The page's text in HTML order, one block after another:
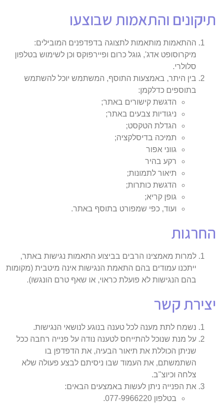
תיקונים והתאמות שבוצעו
ההתאמות מותאמות לתצוגה בדפדפנים המובילים:
מיקרוסופט אדג', גוגל כרום ופיירפוקס וכן לשימוש בטלפון
סלולרי.
בין היתר, באמצעות התוסף, המשתמש יוכל להשתמש
בתוספים כדלקמן:
הדגשת קישורים באתר;
ניגודיות צבעים באתר;
הגדלת הטקסט;
תמיכה בדיסלקציה;
גווני אפור
רקע בהיר
תיאור לתמונות;
הדגשת כותרות;
גופן קריא;
ועוד, כפי שמפורט בתוסף באתר.
החרגות
למרות מאמצינו הרבים בביצוע התאמות נגישות באתר,
ייתכנו עמודים בהם התאמת הנגישות אינה מיטבית (מקומות
בהם הנגישות לא פועלת כראוי, או שאף טרם הונגשו).
יצירת קשר
נשמח לתת מענה לכל טענה בנוגע לנושאי הנגישות.
על מנת שנוכל להתייחס לטענה נודה על פנייה רחבה ככל
שניתן הכוללת את תיאור הבעיה, את הדפדפן בו
השתמשתם, את העמוד שבו ניסיתם לבצע פעולה שלא
צלחה וכיוצ"ב.
את הפנייה ניתן לעשות באמצעים הבאים:
בטלפון 077-9966220.